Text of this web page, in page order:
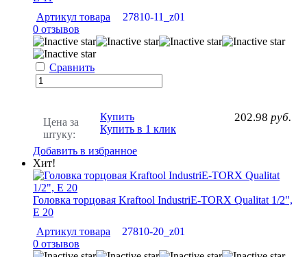
Артикул товара
27810-11_z01
0 отзывов
Сравнить
Цена за
штуку:
202.98 руб.
Купить
Купить в 1 клик
Добавить в избранное
Хит!
Головка торцовая Kraftool IndustriE-TORX Qualitat 1/2",
Е 20
Артикул товара
27810-20_z01
0 отзывов